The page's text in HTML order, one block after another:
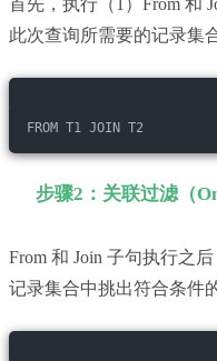
首先，执行（1）From 和
此次查询所需要的记录集
FROM T1 JOIN T2
步骤2：关联过滤（On
From 和 Join 子句执行之
记录集合中挑出符合条件